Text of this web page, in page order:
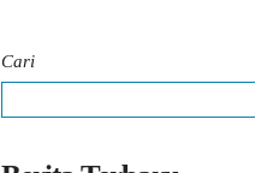
Cari